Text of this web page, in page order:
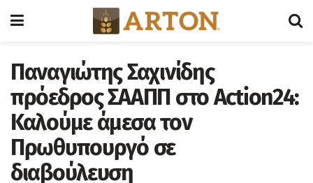
Παναγιώτης Σαχινίδης
πρόεδρος ΣΑΑΠΠ στο Action24:
Καλούμε άμεσα τον
Πρωθυπουργό σε
διαβούλευση